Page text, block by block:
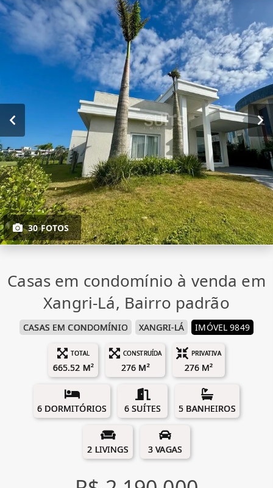
30 FOTOS
Casas em condomínio à venda em
Xangri-Lá, Bairro padrão
CASAS EM CONDOMÍNIO XANGRI-LÁ IMÓVEL 9849
TOTAL
665.52 M²
CONSTRUÍDA
276 M²
PRIVATIVA
276 M²
6 DORMITÓRIOS 6 SUÍTES 5 BANHEIROS
2 LIVINGS 3 VAGAS